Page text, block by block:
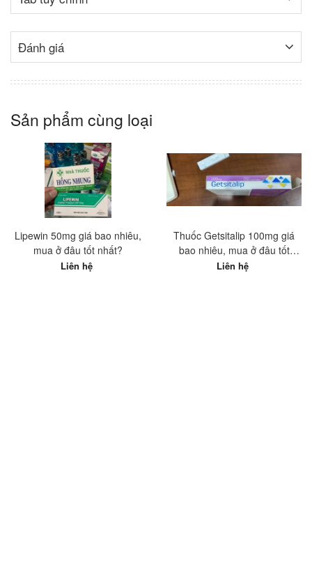
Đánh giá
Sản phẩm cùng loại
Lipewin 50mg giá bao nhiêu,
mua ở đâu tốt nhất?
Liên hệ
Thuốc Getsitalip 100mg giá
bao nhiêu, mua ở đâu tốt
nhất?
Liên hệ